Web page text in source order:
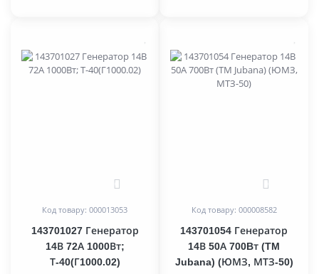
Код товару: 000013053
143701027 Генератор
14В 72А 1000Вт;
Т-40(Г1000.02)
Код товару: 000008582
143701054 Генератор
14В 50А 700Bт (TM
Jubana) (ЮМЗ, МТЗ-50)